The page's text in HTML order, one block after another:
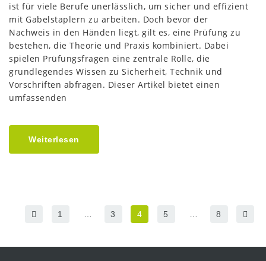
ist für viele Berufe unerlässlich, um sicher und effizient
mit Gabelstaplern zu arbeiten. Doch bevor der
Nachweis in den Händen liegt, gilt es, eine Prüfung zu
bestehen, die Theorie und Praxis kombiniert. Dabei
spielen Prüfungsfragen eine zentrale Rolle, die
grundlegendes Wissen zu Sicherheit, Technik und
Vorschriften abfragen. Dieser Artikel bietet einen
umfassenden
Weiterlesen
1 … 3 4 5 … 8